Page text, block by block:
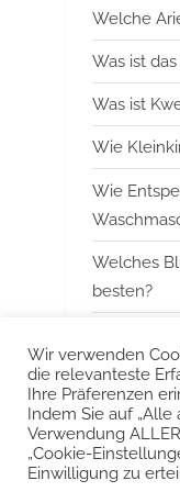
s
t
Welche
Was ist
Was ist
Wie
Wie
Welches
besten?
Kann man
Was ist
Wir verwenden
die relevanteste
Ihre Präferenzen
Indem Sie auf
Verwendung
„Cookie-
Einwilligung zu